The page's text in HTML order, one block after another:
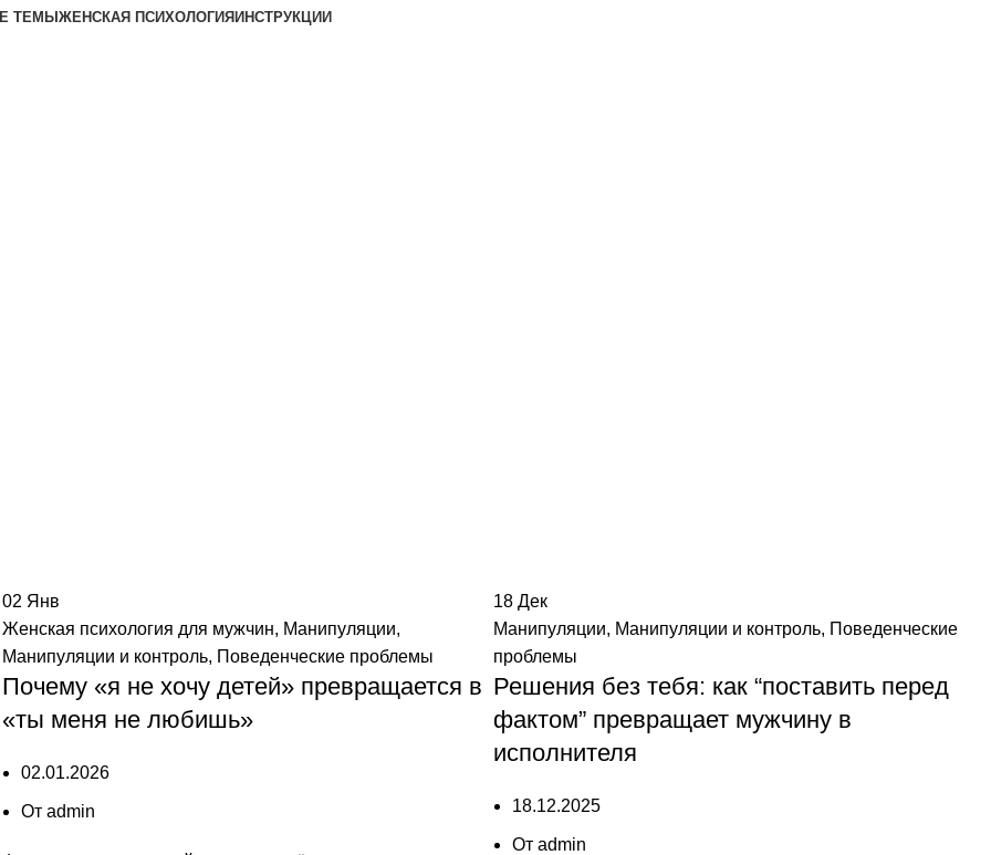
ТЕМЫ ЖЕНСКАЯ ПСИХОЛОГИЯ ИНСТРУКЦИИ
02 Янв
Женская психология для мужчин, Манипуляции,
Манипуляции и контроль, Поведенческие проблемы
Почему «я не хочу детей» превращается в
«ты меня не любишь»
02.01.2026
От admin
18Дек
Манипуляции, Манипуляции и контроль, Поведенческие
проблемы
Решения без тебя: как “поставить перед
фактом” превращает мужчину в
исполнителя
18.12.2025
От admin